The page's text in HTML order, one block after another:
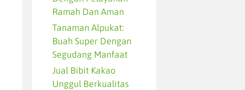
Ramah Dan Aman
Tanaman Alpukat:
Buah Super Dengan
Segudang Manfaat
Jual Bibit Kakao
Unggul Berkualitas